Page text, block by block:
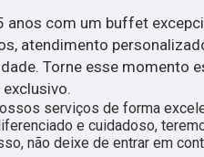
anos com um buffet
atendimento
Torne esse momento
serviços de forma
e cuidadoso,
não deixe de entrar em